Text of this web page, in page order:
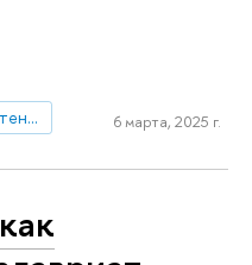
Центр развития научных компетенций
6 марта, 2025 г.